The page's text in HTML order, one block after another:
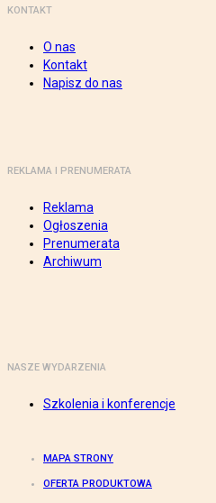
KONTAKT
O nas
Kontakt
Napisz do nas
REKLAMA I PRENUMERATA
Reklama
Ogłoszenia
Prenumerata
Archiwum
NASZE WYDARZENIA
Szkolenia i konferencje
MAPA STRONY
OFERTA PRODUKTOWA